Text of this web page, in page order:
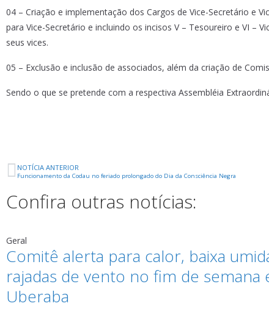
04 – Criação e implementação dos Cargos de Vice-Secretário e
para Vice-Secretário e incluindo os incisos V – Tesoureiro e VI –
seus vices.
05 – Exclusão e inclusão de associados, além da criação de
Sendo o que se pretende com a respectiva Assembléia
NOTÍCIA ANTERIOR
Funcionamento da Codau no feriado prolongado do Dia da Consciência Negra
Confira outras notícias:
Geral
Comitê alerta para calor, baixa
rajadas de vento no fim de semana
Uberaba